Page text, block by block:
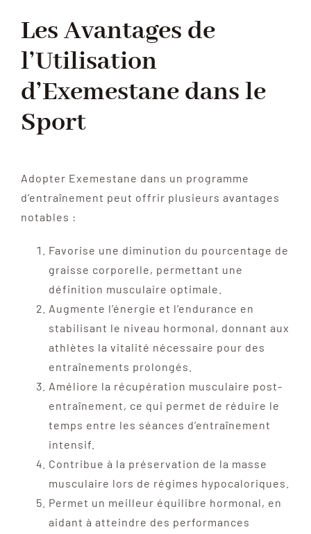
Les Avantages de
l’Utilisation
d’Exemestane dans le
Sport
Adopter Exemestane dans un programme
d’entraînement peut offrir plusieurs avantages
notables :
Favorise une diminution du pourcentage de
graisse corporelle, permettant une
définition musculaire optimale.
Augmente l’énergie et l’endurance en
stabilisant le niveau hormonal, donnant aux
athlètes la vitalité nécessaire pour des
entraînements prolongés.
Améliore la récupération musculaire post-
entraînement, ce qui permet de réduire le
temps entre les séances d’entraînement
intensif.
Contribue à la préservation de la masse
musculaire lors de régimes hypocaloriques.
Permet un meilleur équilibre hormonal, en
aidant à atteindre des performances